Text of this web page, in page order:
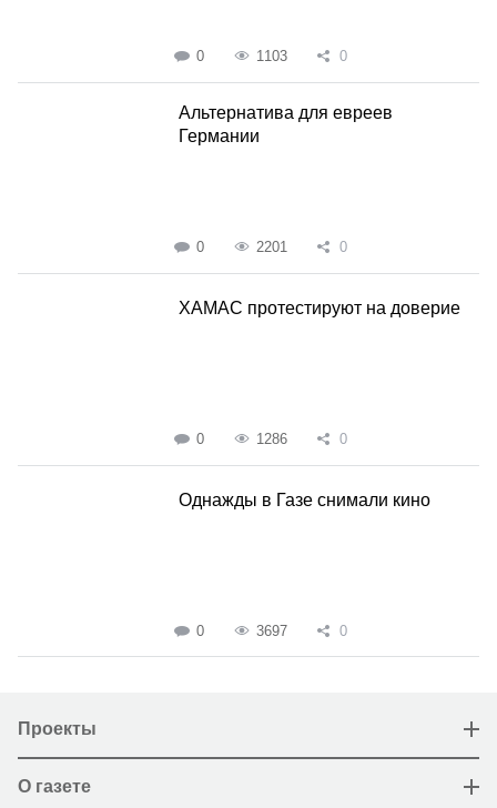
0 1103 0
Альтернатива для евреев
Германии
0 2201 0
ХАМАС протестируют на доверие
0 1286 0
Однажды в Газе снимали кино
0 3697 0
Проекты
О газете